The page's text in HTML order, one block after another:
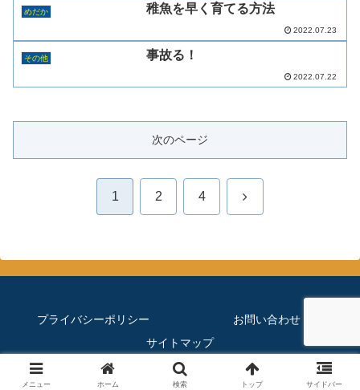
めだか 稚魚を早く育てる方法
2022.07.23
その他 事故る！
2022.07.22
次のページ
1 2 4 次
プライバシーポリシー
お問い合わせ
サイトマップ
© 2019 ほぼメダカのブログ.
メニュー ホーム 検索 トップ サイドバー